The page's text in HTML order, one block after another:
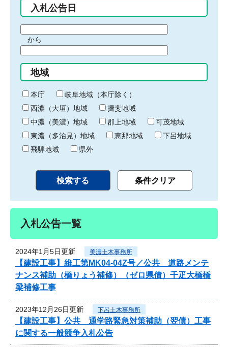
入札公告日
間
始
り
から
間
終
わ
り
地域
本庁
岐阜地域（本庁除く）
西濃（大垣）地域
揖斐地域
中濃（美濃）地域
郡上地域
可茂地域
東濃（多治見）地域
恵那地域
下呂地域
飛騨地域
県外
入札公告一覧
2024年1月5日更新 美濃土木事務所
【建設工事】維工第MK04-04Z号／公共 道路メンテ
ナンス補助（橋りょう補修）（ゼロ県債）千疋大橋橋
梁補修工事
2023年12月26日更新 下呂土木事務所
【建設工事】公共 通学路緊急対策補助（翌債）工事
に関する一般競争入札公告